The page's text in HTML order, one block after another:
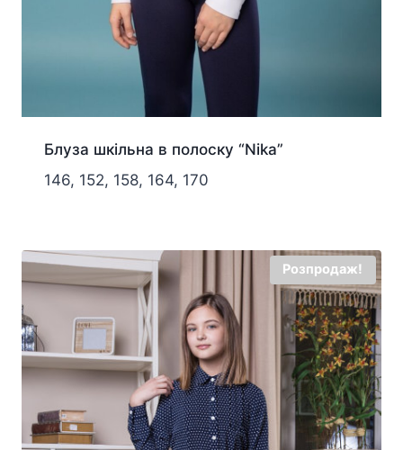
Блуза шкільна в полоску “Nika”
146, 152, 158, 164, 170
Розпродаж!